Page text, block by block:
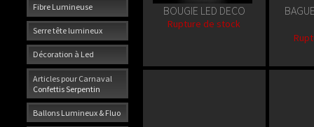
Fibre Lumineuse
Serre tête lumineux
Décoration à Led
Articles pour Carnaval
Confettis Serpentin
Ballons Lumineux & Fluo
BOUGIE LED DECO
Rupture de stock